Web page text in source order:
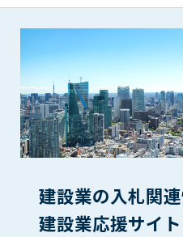
建設業の入札関
建設業応援サイ
第5条（IDおよびパスワードの
1. 会員は申込の際に管理者が
用および管理について責任を
2. 会員は、自己のIDおよびパス
その他形態を問わず、第三
ん。
3. 会員は、IDおよびパスワー
第三者（他の会員を含む）
を負うものとし、管理者は
第6条（会員の禁止事項）
1. 会員は建設資料館WEB上で
す。